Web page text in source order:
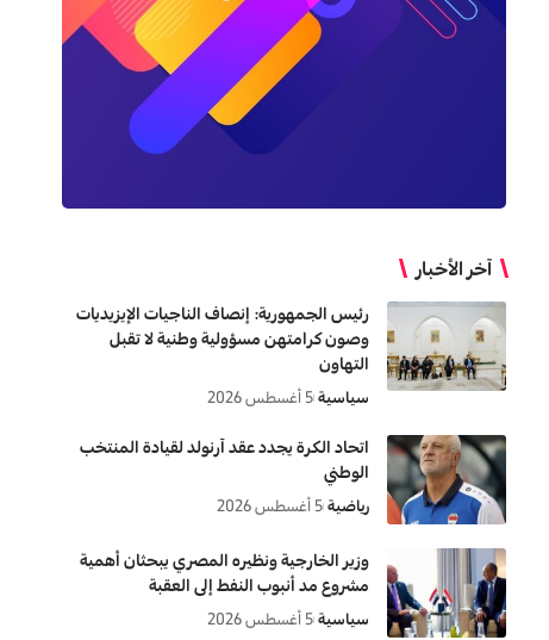
آخر الأخبار
رئيس الجمهورية: إنصاف الناجيات الإيزيديات
وصون كرامتهن مسؤولية وطنية لا تقبل
التهاون
سياسية 5 أغسطس 2026
اتحاد الكرة يجدد عقد آرنولد لقيادة المنتخب
الوطني
رياضية 5 أغسطس 2026
وزير الخارجية ونظيره المصري يبحثان أهمية
مشروع مد أنبوب النفط إلى العقبة
سياسية 5 أغسطس 2026